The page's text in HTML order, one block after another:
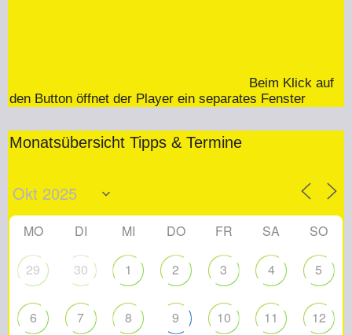
Beim Klick auf
den Button öffnet der Player ein separates Fenster
Monatsübersicht Tipps & Termine
MO DI MI DO FR SA SO
29 30 1 2 3 4 5
6 7 8 9 10 11 12